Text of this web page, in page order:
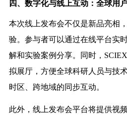
四、数字化与线上互动：全球用
本次线上发布会不仅是新品亮相
验。参与者可以通过在线平台实
解和实验案例分享。同时，
拟展厅，方便全球科研人员与技
时区、跨地域的同步互动。
此外，线上发布会平台将提供视